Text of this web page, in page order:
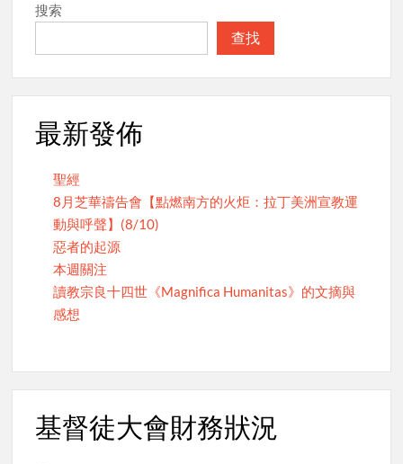
搜索
查找
最新發佈
聖經
8月芝華禱告會【點燃南方的火炬：拉丁美洲宣教運
動與呼聲】(8/10)
惡者的起源
本週關注
讀教宗良十四世《Magnifica Humanitas》的文摘與
感想
基督徒大會財務狀況